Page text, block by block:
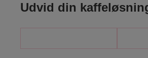
Udvid din